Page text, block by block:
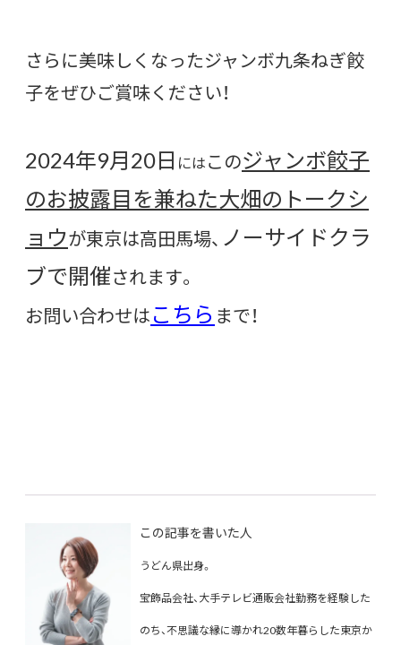
さらに美味しくなったジャンボ九条ねぎ餃
子をぜひご賞味ください！
2024年9月20日 にはこのジャンボ餃子
のお披露目を兼ねた大畑のトークシ
ョウが東京は高田馬場、 ノーサイドクラ
ブで開催されます。
お問い合わせはこちら まで！
この記事を書いた人
うどん県出身。
宝飾品会社、大手テレビ通販会社勤務を経験した
のち、不思議な縁に導かれ20数年暮らした東京か